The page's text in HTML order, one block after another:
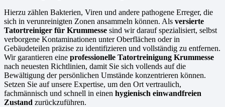
Hierzu zählen Bakterien, Viren und andere pathogene Erreger, die
sich in verunreinigten Zonen ansammeln können. Als versierte
Tatortreiniger für Krummesse sind wir darauf spezialisiert, selbst
verborgene Kontaminationen unter Oberflächen oder in
Gebäudeteilen präzise zu identifizieren und vollständig zu entfernen.
Wir garantieren eine professionelle Tatortreinigung Krummesse
nach neuesten Richtlinien, damit Sie sich vollends auf die
Bewältigung der persönlichen Umstände konzentrieren können.
Setzen Sie auf unsere Expertise, um den Ort vertraulich,
fachmännisch und schnell in einen hygienisch einwandfreien
Zustand zurückzuführen.